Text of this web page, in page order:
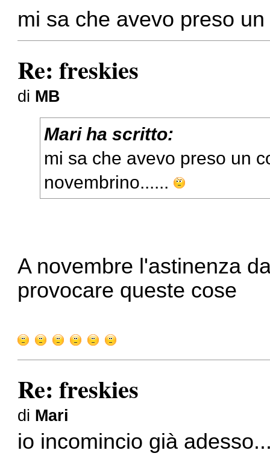
mi sa che avevo preso
Re: freskies
di MB
Mari ha scritto:
mi sa che avevo preso un
novembrino......
A novembre l'astinenza
provocare queste cose
Re: freskies
di Mari
io incomincio già